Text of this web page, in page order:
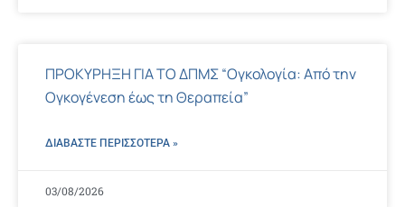
ΠΡΟΚΥΡΗΞΗ ΓΙΑ ΤΟ ΔΠΜΣ “Ογκολογία: Από την
Ογκογένεση έως τη Θεραπεία”
ΔΙΑΒΑΣΤΕ ΠΕΡΙΣΣΌΤΕΡΑ »
03/08/2026